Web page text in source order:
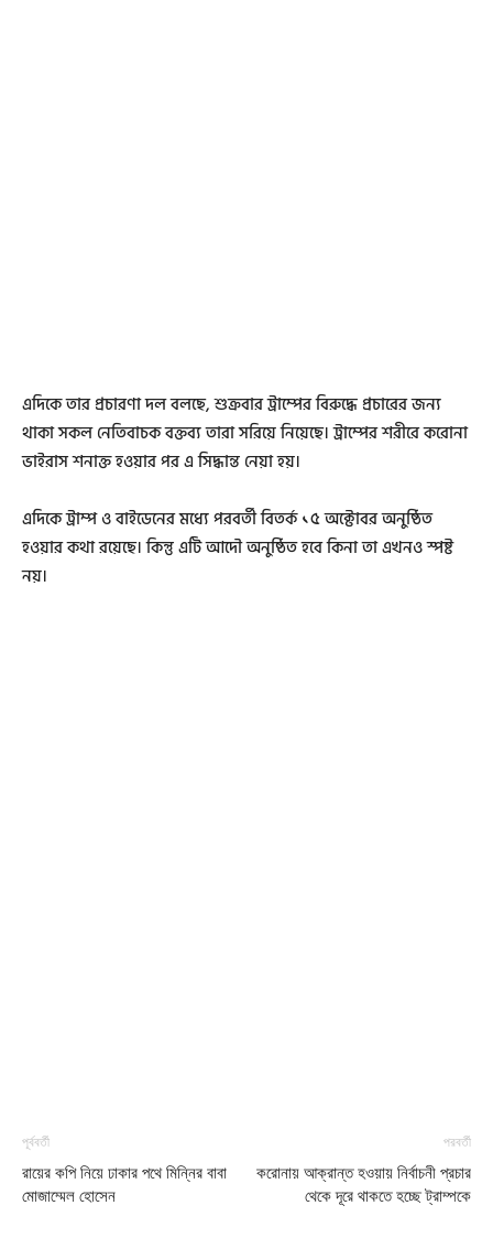
এদিকে তার প্রচারণা দল বলছে, শুক্রবার ট্রাম্পের বিরুদ্ধে প্রচারের জন্য
থাকা সকল নেতিবাচক বক্তব্য তারা সরিয়ে নিয়েছে। ট্রাম্পের শরীরে করোনা
ভাইরাস শনাক্ত হওয়ার পর এ সিদ্ধান্ত নেয়া হয়।
এদিকে ট্রাম্প ও বাইডেনের মধ্যে পরবর্তী বিতর্ক ১৫ অক্টোবর অনুষ্ঠিত
হওয়ার কথা রয়েছে। কিন্তু এটি আদৌ অনুষ্ঠিত হবে কিনা তা এখনও স্পষ্ট
নয়।
পূর্ববর্তী
রায়ের কপি নিয়ে ঢাকার পথে মিন্নির বাবা
মোজাম্মেল হোসেন
পরবর্তী
করোনায় আক্রান্ত হওয়ায় নির্বাচনী প্রচার
থেকে দূরে থাকতে হচ্ছে ট্রাম্পকে